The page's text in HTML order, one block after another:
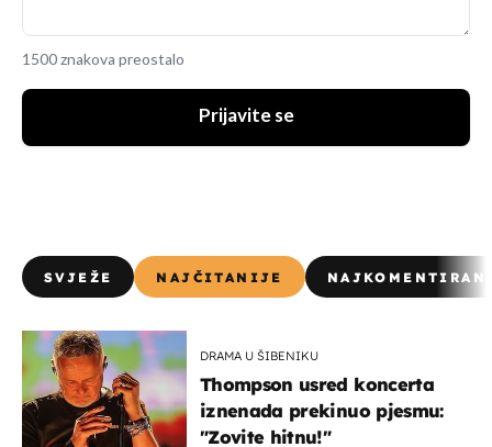
1500 znakova preostalo
Prijavite se
SVJEŽE NAJČITANIJE
DRAMA U ŠIBENIKU
Thompson usred koncerta
iznenada prekinuo pjesmu:
"Zovite hitnu!"